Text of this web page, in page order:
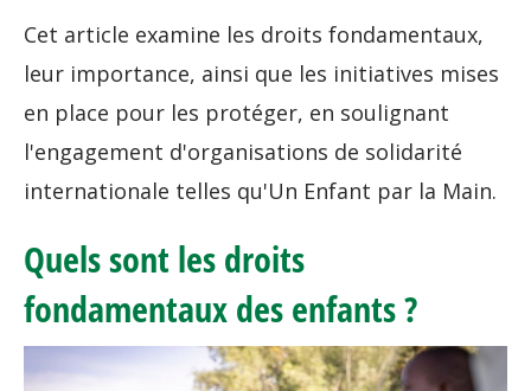
Cet article examine les droits fondamentaux,
leur importance, ainsi que les initiatives mises
en place pour les protéger, en soulignant
l'engagement d'organisations de solidarité
internationale telles qu'Un Enfant par la Main.
Quels sont les droits
fondamentaux des enfants ?